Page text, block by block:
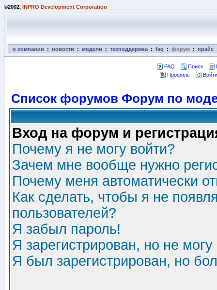
©2002, INPRO Development Corporation
о компании : новости : модели : техподдержка : faq : форум : прайс
FAQ Поиск
Профиль
Список форумов Форум по
Вход на форум и
Почему я не могу войти?
Зачем мне вообще нужно
Почему меня автоматически
Как сделать, чтобы я не
пользователей?
Я забыл пароль!
Я зарегистрирован, но не могу
Я был зарегистрирован, но